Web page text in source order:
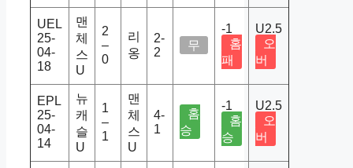
UEL
25-
04-
18
맨
체
스
U
2
–
0
리
옹
2-
2
무
-1
홈
패
U2.5
오
버
EPL
25-
04-
14
뉴
캐
슬
U
1
–
1
맨
체
스
U
4-
1
홈
승
-1
홈
승
U2.5
오
버